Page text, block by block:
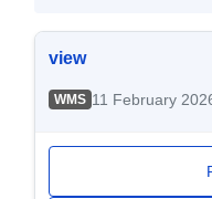
view
WMS 11 February